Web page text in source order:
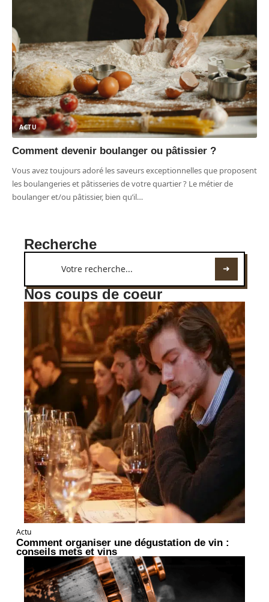
ACTU
Comment devenir boulanger ou pâtissier ?
Vous avez toujours adoré les saveurs exceptionnelles que proposent
les boulangeries et pâtisseries de votre quartier ? Le métier de
boulanger et/ou pâtissier, bien qu’il…
Recherche
Nos coups de coeur
Actu
Comment organiser une dégustation de vin :
conseils mets et vins